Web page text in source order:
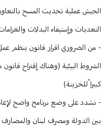
الجيش عملية تحديث المسح بالتعاون
التعديات وإستيفاء البدلات
- من الضروري اقرار قانون ينظم عمل
الشروط البيئية (وهناك إقتراح
كبيرا ًللخزينة)
- نشدد على وضع برنامج واضح
بين الدولة ومصرف لبنان